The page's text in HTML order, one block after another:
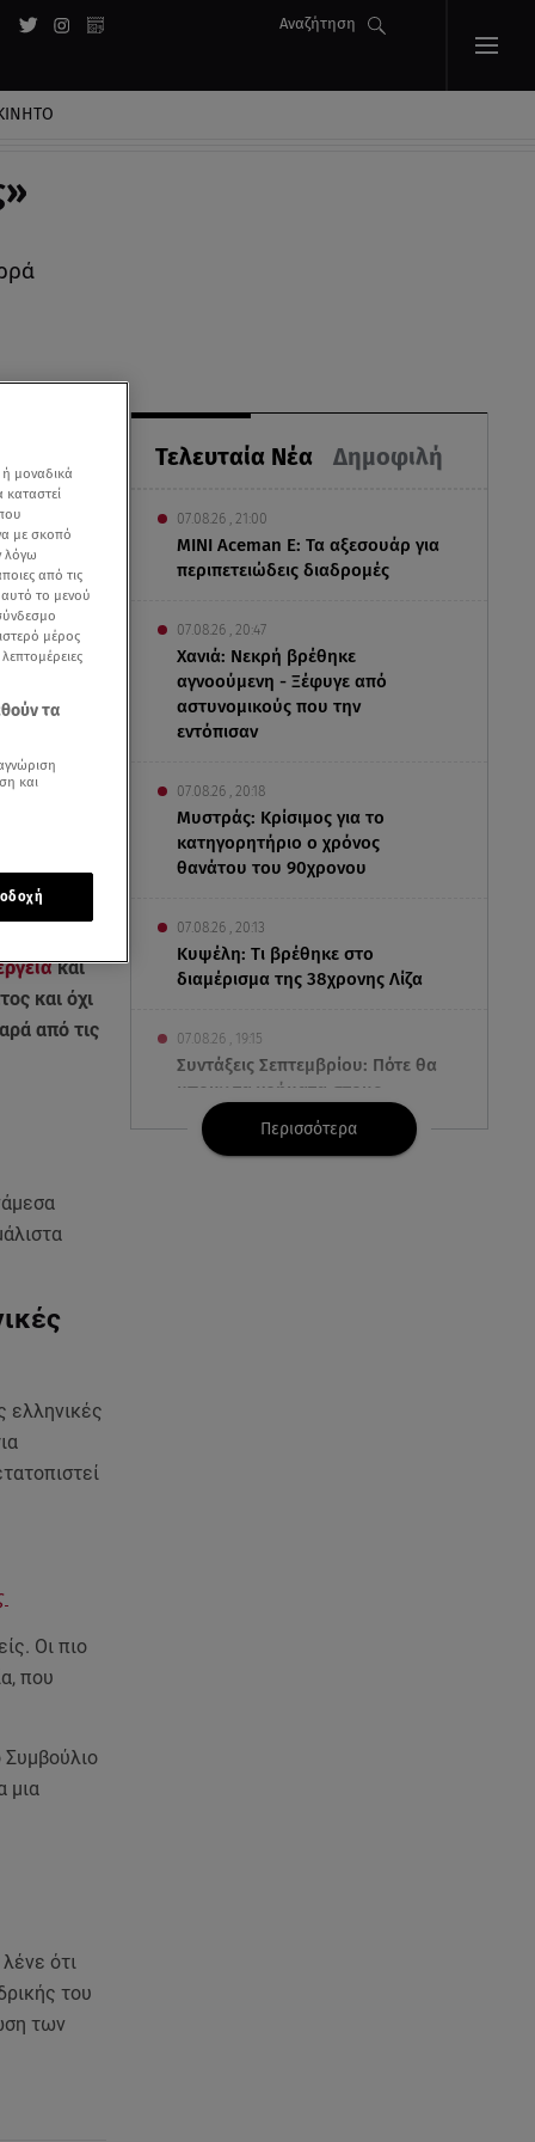
Αναζήτηση
Τελευταία Νέα Δημοφιλή
07.08.26 , 21:00
MINI Aceman E: Τα αξεσουάρ για
περιπετειώδεις διαδρομές
07.08.26 , 20:47
Χανιά: Νεκρή βρέθηκε
αγνοούμενη - Ξέφυγε από
αστυνομικούς που την
εντόπισαν
07.08.26 , 20:18
Μυστράς: Κρίσιμος για το
κατηγορητήριο ο χρόνος
θανάτου του 90χρονου
07.08.26 , 20:13
Κυψέλη: Tι βρέθηκε στο
διαμέρισμα της 38χρονης Λίζα
07.08.26 , 19:15
Συντάξεις Σεπτεμβρίου: Πότε θα
μπουν τα χρήματα στους
λογαριασμούς
Περισσότερα
και
και όχι
από τις
ελληνικές
Οι πιο
που
Συμβούλιο
μια
ότι
του
των
μοναδικά
με σκοπό
λόγω
από τις
αυτό το μενού
μέρος
τα
και